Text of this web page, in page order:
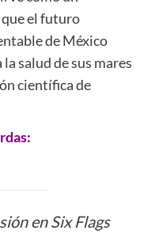
el futuro
de México
salud de sus mares
científica de
en Six Flags